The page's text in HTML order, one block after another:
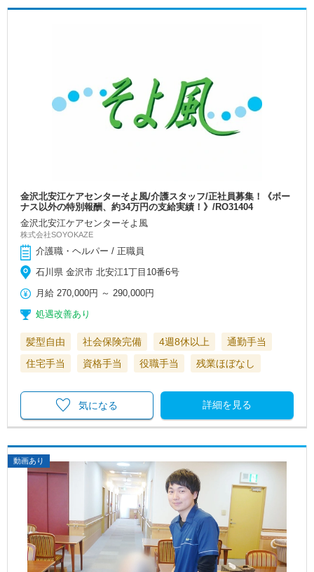
金沢北安江ケアセンターそよ風/介護スタッフ/正社員募集！《ボー
ナス以外の特別報酬、約34万円の支給実績！》/RO31404
金沢北安江ケアセンターそよ風
株式会社SOYOKAZE
介護職・ヘルパー / 正職員
石川県 金沢市 北安江1丁目10番6号
月給 270,000円 ～ 290,000円
処遇改善あり
髪型自由 社会保険完備 4週8休以上
通勤手当
住宅手当
資格手当 役職手当 残業ほぼなし
詳細を見る
気になる
動画あり